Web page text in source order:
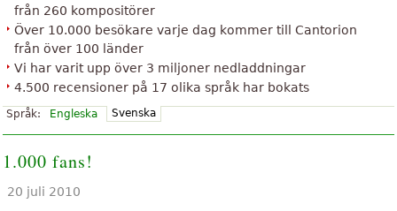
från 260 kompositörer
Över 10.000 besökare varje dag kommer till Cantorion
från över 100 länder
Vi har varit upp över 3 miljoner nedladdningar
4.500 recensioner på 17 olika språk har bokats
Språk: Engleska Svenska
1.000 fans!
20 juli 2010